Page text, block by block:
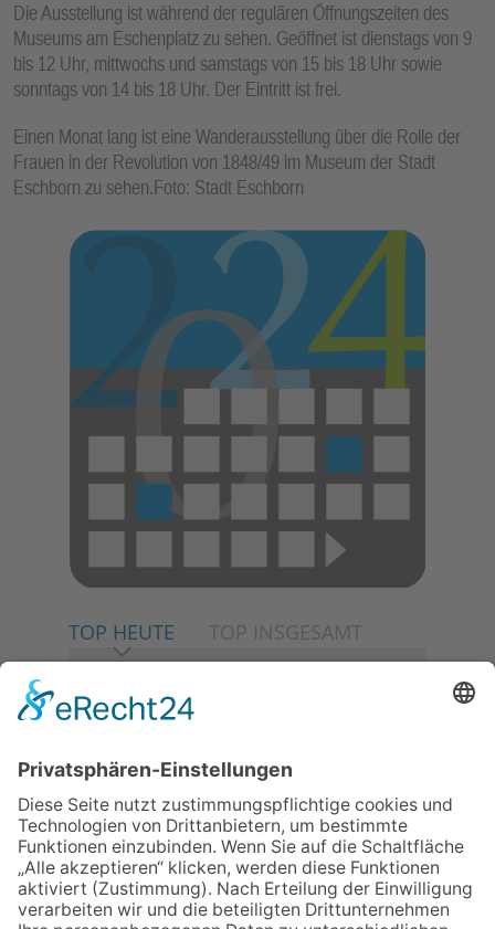
Die Ausstellung ist während der regulären Öffnungszeiten des
Museums am Eschenplatz zu sehen. Geöffnet ist dienstags von 9
bis 12 Uhr, mittwochs und samstags von 15 bis 18 Uhr sowie
sonntags von 14 bis 18 Uhr. Der Eintritt ist frei.
Einen Monat lang ist eine Wanderausstellung über die Rolle der
Frauen in der Revolution von 1848/49 im Museum der Stadt
Eschborn zu sehen.Foto: Stadt Eschborn
TOP HEUTE TOP INSGESAMT
06.08.2026
Baustellenführung führt auch in
die Zukunft der Stadt
Königstein
06.08.2026
Gewinnspiel zum Start ins
Schuljahr
06.08.2026
Klinikforum zum Thema